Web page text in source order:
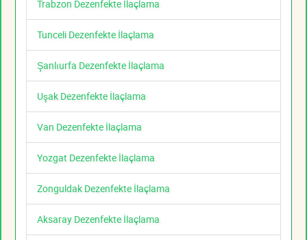
Trabzon Dezenfekte İlaçlama
Tunceli Dezenfekte İlaçlama
Şanlıurfa Dezenfekte İlaçlama
Uşak Dezenfekte İlaçlama
Van Dezenfekte İlaçlama
Yozgat Dezenfekte İlaçlama
Zonguldak Dezenfekte İlaçlama
Aksaray Dezenfekte İlaçlama